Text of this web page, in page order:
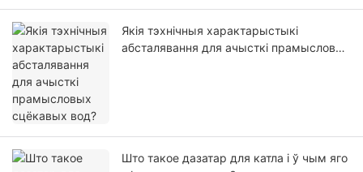
Якія тэхнічныя характарыстыкі
абсталявання для ачысткі прамысловых
Што такое дазатар для катла і ў чым яго